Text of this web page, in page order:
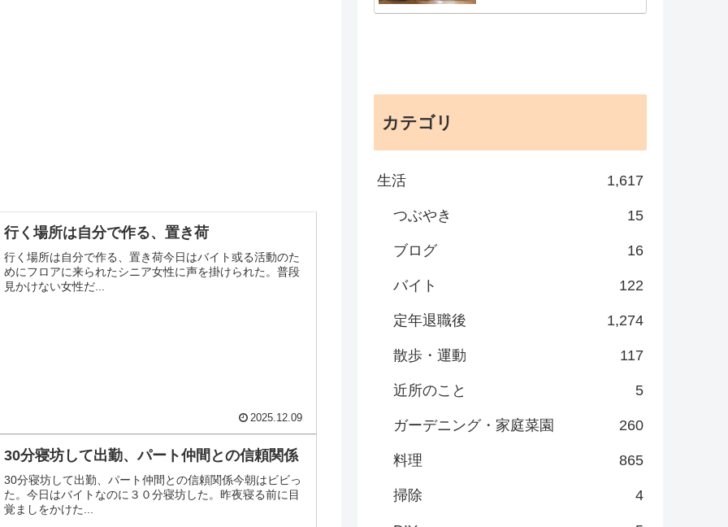
行く場所は自分で作る、置き荷
行く場所は自分で作る、置き荷今日はバイト或る活動のた
めにフロアに来られたシニア女性に声を掛けられた。普段
見かけない女性だ...
2025.12.09
30分寝坊して出勤、パート仲間との信頼関係
30分寝坊して出勤、パート仲間との信頼関係今朝はビビっ
た。今日はバイトなのに３０分寝坊した。昨夜寝る前に目
覚ましをかけた...
カテゴリ
生活 1,617
つぶやき 15
ブログ 16
バイト 122
定年退職後 1,274
散歩・運動 117
近所のこと 5
ガーデニング・家庭菜園 260
料理 865
掃除 4